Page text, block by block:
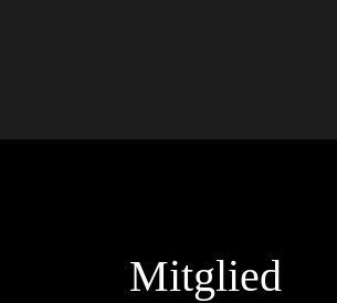
Mitglied